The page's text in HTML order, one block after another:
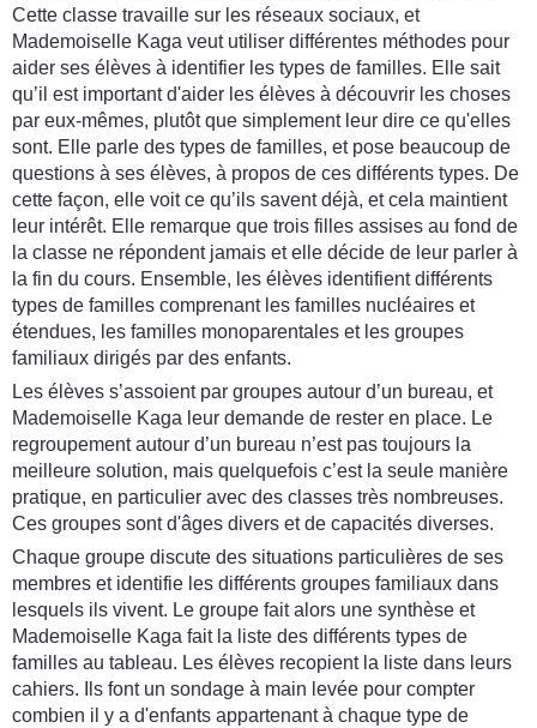
Cette classe travaille sur les réseaux sociaux, et
Mademoiselle Kaga veut utiliser différentes méthodes pour
aider ses élèves à identifier les types de familles. Elle sait
qu’il est important d'aider les élèves à découvrir les choses
par eux-mêmes, plutôt que simplement leur dire ce qu'elles
sont. Elle parle des types de familles, et pose beaucoup de
questions à ses élèves, à propos de ces différents types. De
cette façon, elle voit ce qu’ils savent déjà, et cela maintient
leur intérêt. Elle remarque que trois filles assises au fond de
la classe ne répondent jamais et elle décide de leur parler à
la fin du cours. Ensemble, les élèves identifient différents
types de familles comprenant les familles nucléaires et
étendues, les familles monoparentales et les groupes
familiaux dirigés par des enfants.
Les élèves s’assoient par groupes autour d’un bureau, et
Mademoiselle Kaga leur demande de rester en place. Le
regroupement autour d’un bureau n’est pas toujours la
meilleure solution, mais quelquefois c’est la seule manière
pratique, en particulier avec des classes très nombreuses.
Ces groupes sont d'âges divers et de capacités diverses.
Chaque groupe discute des situations particulières de ses
membres et identifie les différents groupes familiaux dans
lesquels ils vivent. Le groupe fait alors une synthèse et
Mademoiselle Kaga fait la liste des différents types de
familles au tableau. Les élèves recopient la liste dans leurs
cahiers. Ils font un sondage à main levée pour compter
combien il y a d'enfants appartenant à chaque type de